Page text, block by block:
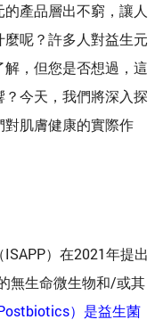
產品層出不窮，讓人
呢？許多人對益生元
，但您是否想過，這
今天，我們將深入探
肌膚健康的實際作
）在2021年提出
無生命微生物和/或其
）是益生菌